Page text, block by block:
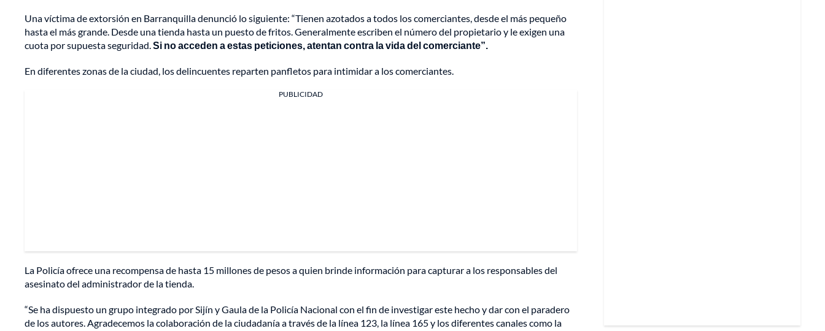
Una víctima de extorsión en Barranquilla denunció lo siguiente: “Tienen azotados a todos los comerciantes, desde el más pequeño
hasta el más grande. Desde una tienda hasta un puesto de fritos. Generalmente escriben el número del propietario y le exigen una
cuota por supuesta seguridad.Si no acceden a estas peticiones, atentan contra la vida del comerciante”.
En diferentes zonas de la ciudad, los delincuentes reparten panfletos para intimidar a los comerciantes.
PUBLICIDAD
La Policía ofrece una recompensa de hasta 15 millones de pesos a quien brinde información para capturar a los responsables del
asesinato del administrador de la tienda.
“Se ha dispuesto un grupo integrado por Sijín y Gaula de la Policía Nacional con el fin de investigar este hecho y dar con el paradero
de los autores. Agradecemos la colaboración de la ciudadanía a través de la línea 123, la línea 165 y los diferentes canales como la